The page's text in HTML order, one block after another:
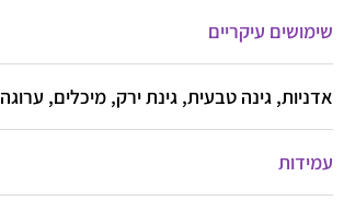
שימושים עיקריים
אדניות, גינה טבעית, גינת ירק, מיכלים, ערוגה
עמידות